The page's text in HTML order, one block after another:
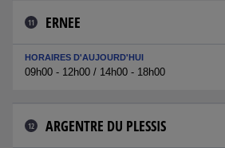
11 ERNEE
HORAIRES D'AUJOURD'HUI
09h00 - 12h00 / 14h00 - 18h00
12 ARGENTRE DU PLESSIS